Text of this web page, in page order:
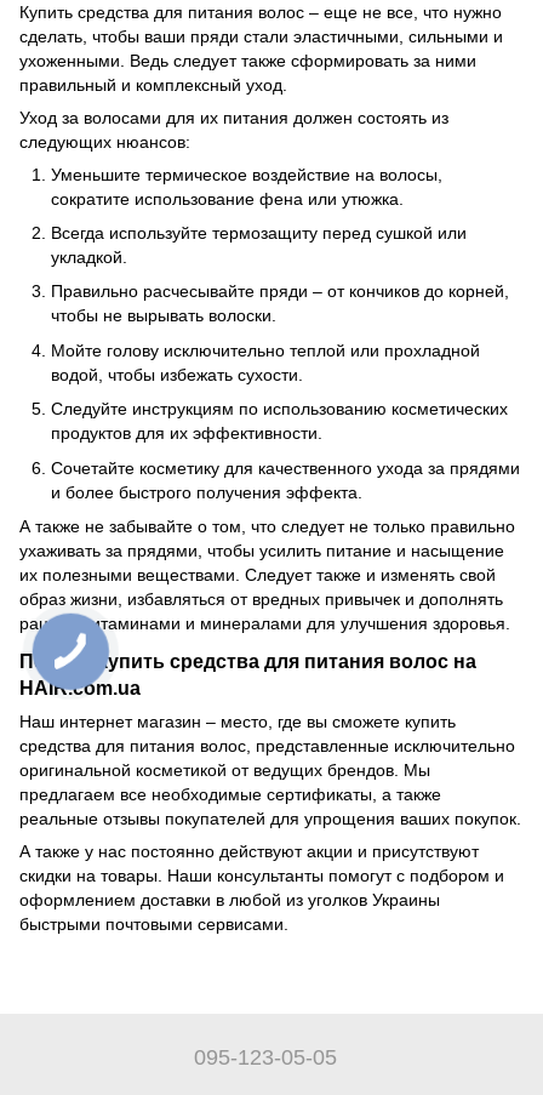
Купить средства для питания волос – еще не все, что нужно
сделать, чтобы ваши пряди стали эластичными, сильными и
ухоженными. Ведь следует также сформировать за ними
правильный и комплексный уход.
Уход за волосами для их питания должен состоять из
следующих нюансов:
Уменьшите термическое воздействие на волосы,
сократите использование фена или утюжка.
Всегда используйте термозащиту перед сушкой или
укладкой.
Правильно расчесывайте пряди – от кончиков до корней,
чтобы не вырывать волоски.
Мойте голову исключительно теплой или прохладной
водой, чтобы избежать сухости.
Следуйте инструкциям по использованию косметических
продуктов для их эффективности.
Сочетайте косметику для качественного ухода за прядями
и более быстрого получения эффекта.
А также не забывайте о том, что следует не только правильно
ухаживать за прядями, чтобы усилить питание и насыщение
их полезными веществами. Следует также и изменять свой
образ жизни, избавляться от вредных привычек и дополнять
рацион витаминами и минералами для улучшения здоровья.
Почему купить средства для питания волос на
HAIR.com.ua
Наш интернет магазин – место, где вы сможете купить
средства для питания волос, представленные исключительно
оригинальной косметикой от ведущих брендов. Мы
предлагаем все необходимые сертификаты, а также
реальные отзывы покупателей для упрощения ваших покупок.
А также у нас постоянно действуют акции и присутствуют
скидки на товары. Наши консультанты помогут с подбором и
оформлением доставки в любой из уголков Украины
быстрыми почтовыми сервисами.
095-123-05-05